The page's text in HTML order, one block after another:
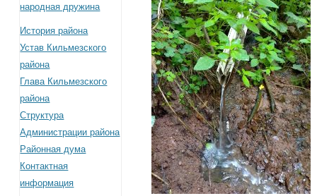
народная дружина
История района
Устав Кильмезского
района
Глава Кильмезского
района
Структура
Администрации района
Районная дума
Контактная
информация